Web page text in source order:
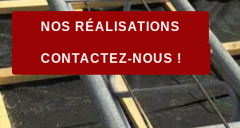
NOS RÉALISATIONS
CONTACTEZ-NOUS !